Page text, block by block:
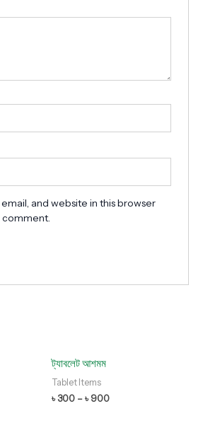
and website in this browser
comment.
ট্যাবলেট আশমম
Tablet Items
৳300 –৳900